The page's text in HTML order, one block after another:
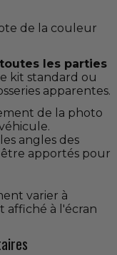
de la couleur
les parties
kit standard ou
apparentes.
de la photo
angles des
être apportés pour
varier à
affiché à l'écran